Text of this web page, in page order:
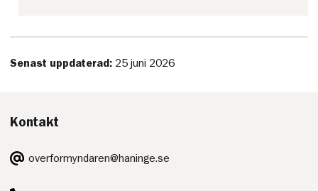
Senast uppdaterad: 25 juni 2026
Kontakt
E-
post:
overformyndaren@haninge.se
Telefon: